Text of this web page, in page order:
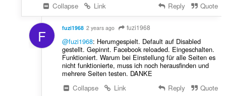
Collapse Link Reply Quote
F fuzi1968 2 years ago fuzi1968
@fuzi1968: Herumgespielt. Default auf Disabled
gestellt. Gepinnt. Facebook reloaded. Eingeschalten.
Funktioniert. Warum bei Einstellung für alle Seiten es
nicht funktionierte, muss ich noch herausfinden und
mehrere Seiten testen. DANKE
Collapse
Link Reply Quote